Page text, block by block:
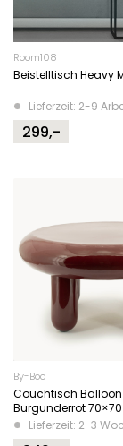
Room108
Beistelltisch Heavy
Lieferzeit: 2-9
299,-
By-Boo
Couchtisch Balloon
Burgunderrot
Lieferzeit: 2-3